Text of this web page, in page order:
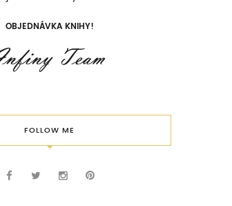
OBJEDNÁVKA KNIHY!
FOLLOW ME